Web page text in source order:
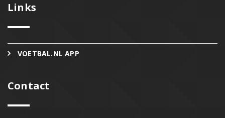
Links
VOETBAL.NL APP
Contact